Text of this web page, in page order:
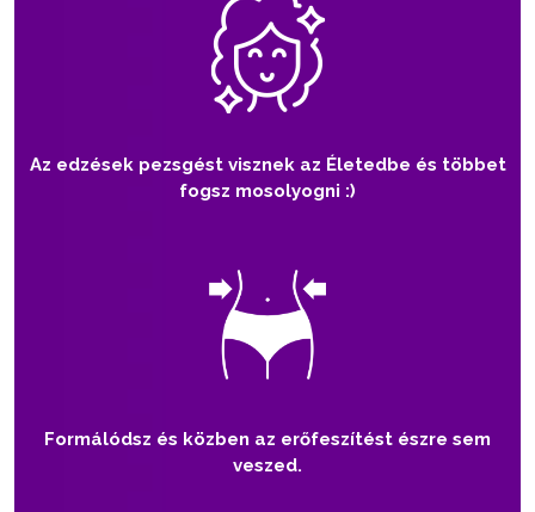
Az edzések pezsgést visznek az Életedbe és többet
fogsz mosolyogni :)
Formálódsz és közben az erőfeszítést észre sem
veszed.